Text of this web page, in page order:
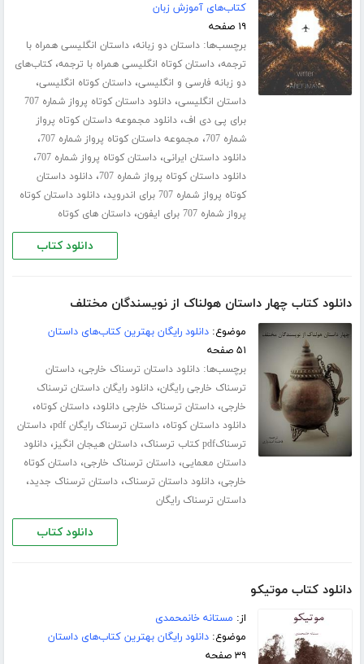
کتاب‌های آموزش زبان
۱۹ صفحه
برچسب‌ها:داستان دو زبانه،داستان انگلیسی همراه با
ترجمه،داستان کوتاه انگلیسی همراه با ترجمه،کتاب‌های
دو زبانه فارسی و انگلیسی،داستان کوتاه انگلیسی،
داستان انگلیسی،
دانلود داستان کوتاه پرواز شماره 707
برای پی دی اف،دانلود مجموعه داستان کوتاه پرواز
شماره 707
، مجموعه داستان کوتاه پرواز شماره 707 ،
دانلود داستان ایرانی،داستان کوتاه پرواز شماره 707 ،
دانلود داستان کوتاه پرواز شماره 707 ،دانلود داستان
کوتاه پرواز شماره 707 برای اندروید
،دانلود داستان کوتاه
پرواز شماره 707 برای ایفون
،داستان های کوتاه
دانلود کتاب
دانلود کتاب چهار داستان هولناک از نویسندگان مختلف
موضوع:دانلود رایگان بهترین کتاب‌های داستان
۵۱ صفحه
برچسب‌ها:دانلود داستان ترسناک خارجی،داستان
ترسناک خارجی رایگان،دانلود رایگان داستان ترسناک
خارجی،داستان ترسناک خارجی دانلود،داستان کوتاه،
دانلود داستان کوتاه،داستان ترسناک رایگان pdf ،داستان
ترسناکpdf کتاب ترسناک
،داستان هیجان انگیز،دانلود
داستان معمایی،داستان ترسناک خارجی،داستان کوتاه
خارجی،دانلود داستان ترسناک،داستان ترسناک جدید،
داستان ترسناک رایگان
دانلود کتاب
دانلود کتاب موتیکو
از: مستانه خانمحمدی
موضوع:دانلود رایگان بهترین کتاب‌های داستان
۳۹ صفحه